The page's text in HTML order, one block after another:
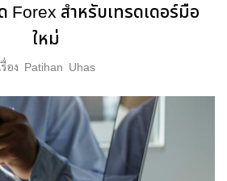
Forex สำหรับเทรดเดอร์มือ
ใหม่
รื่อง Patihan Uhas